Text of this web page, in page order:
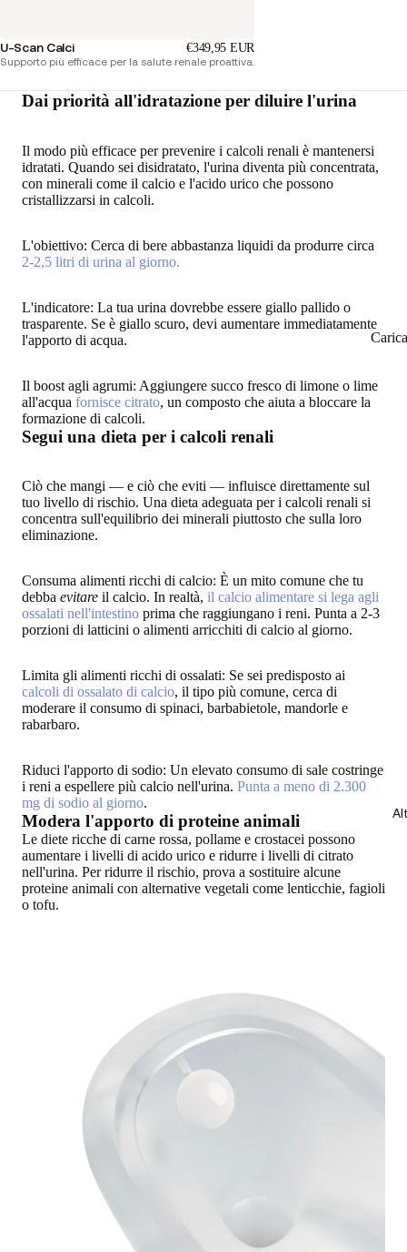
U-Scan Calci €349,95 EUR
Supporto più efficace per la salute renale proattiva.
Dai priorità all'idratazione per diluire l'urina
Il modo più efficace perprevenire i calcoli renali è mantenersi
idratati. Quando sei disidratato, l'urina diventa più concentrata,
con minerali come il calcio e l'acido urico che possono
cristallizzarsi in calcoli.
L'obiettivo: Cerca di bere abbastanza liquidi da produrre circa
2-2,5 litri di urina al giorno.
L'indicatore: La tua urina dovrebbe essere giallo pallido o
trasparente. Se è giallo scuro, devi aumentare immediatamente
l'apporto di acqua.
Il boost agli agrumi: Aggiungere succo fresco di limone o lime
all'acqua fornisce citrato, un composto che aiuta a bloccare la
formazione di calcoli.
Segui una dieta per i calcoli renali
Ciò che mangi — e ciò che eviti — influisce direttamente sul
tuo livello di rischio. Una dieta adeguata per i calcoli renali si
concentra sull'equilibrio dei minerali piuttosto che sulla loro
eliminazione.
Consuma alimenti ricchi di calcio: È un mito comune che tu
debba evitare il calcio. In realtà, il calcio alimentare si lega agli
ossalati nell'intestino prima che raggiungano i reni. Punta a 2-3
porzioni di latticini o alimenti arricchiti di calcio al giorno.
Limita gli alimenti ricchi di ossalati: Se sei predisposto ai
calcoli di ossalato di calcio, il tipo più comune, cerca di
moderare il consumo di spinaci, barbabietole, mandorle e
rabarbaro.
Riduci l'apporto di sodio: Un elevato consumo di sale costringe
i reni a espellere più calcio nell'urina. Punta a meno di 2.300
mg di sodio al giorno.
Modera l'apporto di proteine animali
Le diete ricche di carne rossa, pollame e crostacei possono
aumentare i livelli di acido urico e ridurre i livelli di citrato
nell'urina. Per ridurre il rischio, prova a sostituire alcune
proteine animali con alternative vegetali come lenticchie, fagioli
o tofu.